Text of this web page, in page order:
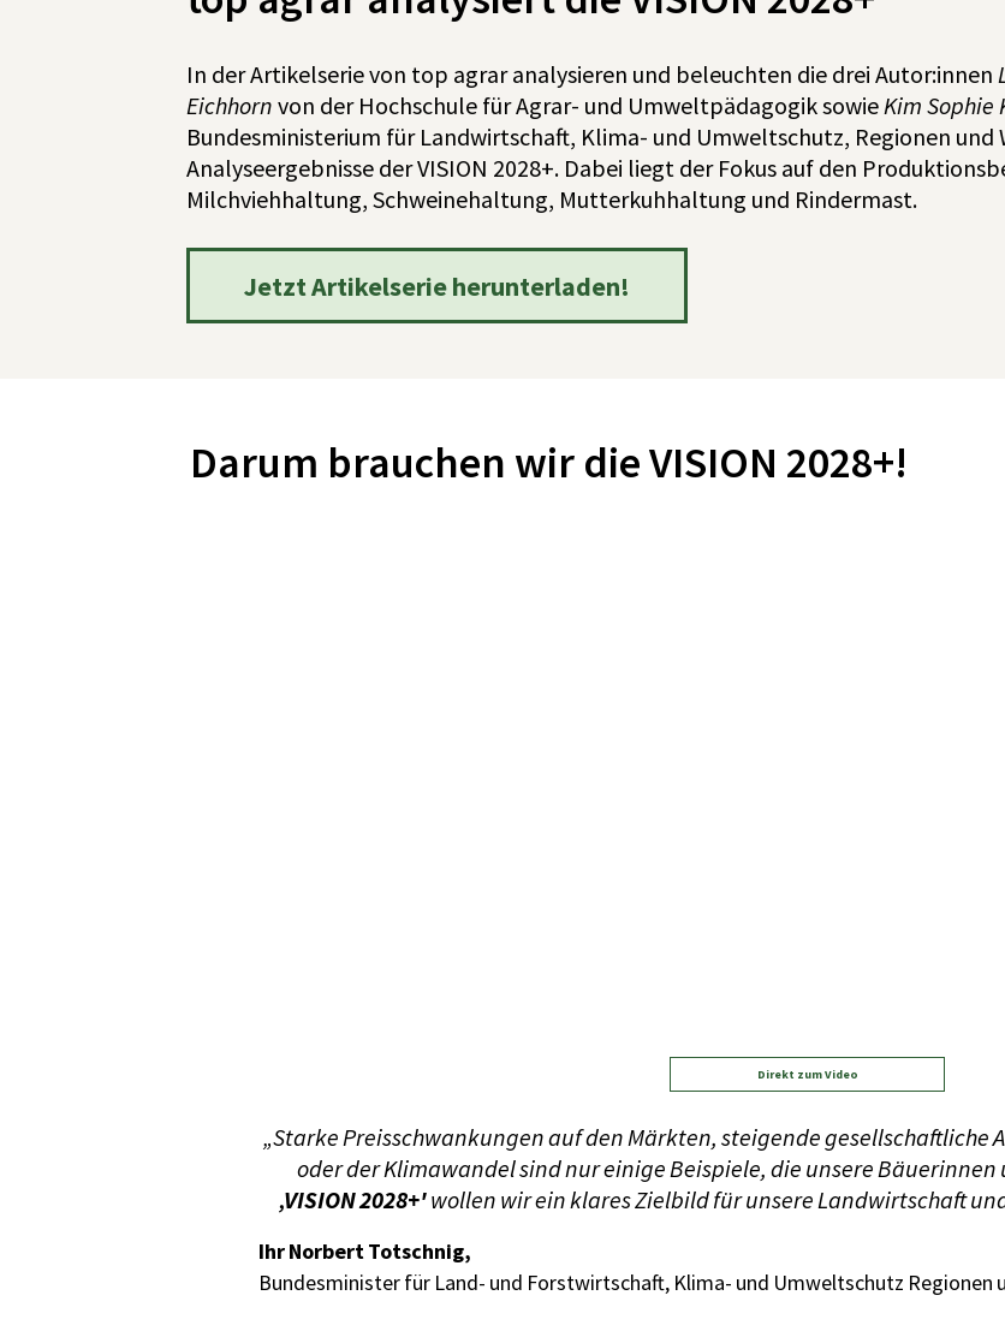
In der Artikelserie von top agrar analysieren und beleuchten die drei Autor:innen
Eichhorn von der Hochschule für Agrar- und Umweltpädagogik sowieKim Sophie
Bundesministerium für Landwirtschaft, Klima- und Umweltschutz, Regionen und
Analyseergebnisse der VISION 2028+. Dabei liegt der Fokus auf den
Milchviehhaltung, Schweinehaltung, Mutterkuhhaltung und Rindermast.
Jetzt Artikelserie herunterladen!
Darum brauchen wir die VISION 2028+!
Direkt zum Video
„Starke Preisschwankungen auf den Märkten, steigende
oder der Klimawandel sind nur einige Beispiele, die unsere
‚VISION 2028+'wollen wir ein klares Zielbild für unsere Landwirtschaft
Ihr Norbert Totschnig,
Bundesminister für Land- und Forstwirtschaft, Klima- und Umweltschutz Regionen